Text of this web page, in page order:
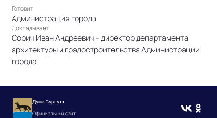
Готовит
Администрация города
Докладывает
Сорич Иван Андреевич - директор департамента
архитектуры и градостроительства Администрации
города
Дума Сургута
Официальный сайт